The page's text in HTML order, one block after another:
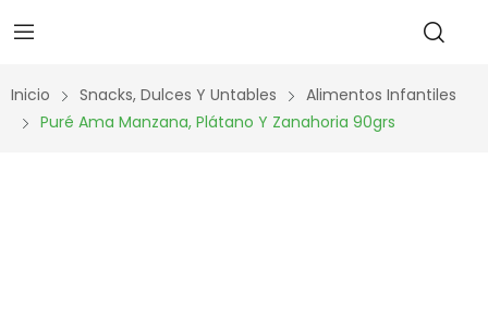
Inicio Snacks, Dulces Y Untables
Alimentos Infantiles
Puré Ama Manzana, Plátano Y Zanahoria 90grs